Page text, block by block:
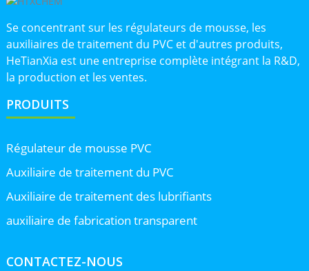
Se concentrant sur les régulateurs de mousse, les
auxiliaires de traitement du PVC et d'autres produits,
HeTianXia est une entreprise complète intégrant la R&D,
la production et les ventes.
PRODUITS
Régulateur de mousse PVC
Auxiliaire de traitement du PVC
Auxiliaire de traitement des lubrifiants
auxiliaire de fabrication transparent
CONTACTEZ-NOUS